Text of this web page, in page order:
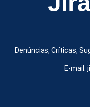
Denúncias, Críticas,
E-mail: